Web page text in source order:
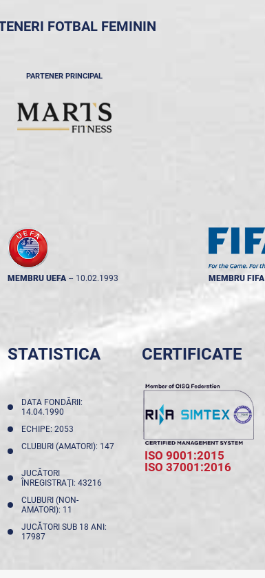
FOTBAL FEMININ
PARTENER PRINCIPAL
MEMBRU UEFA -- 10.02.1993 MEMBRU FIFA
STATISTICA
DATA FONDĂRII:
14.04.1990
ECHIPE: 2053
CLUBURI (AMATORI): 147
JUCĂTORI
ÎNREGISTRAŢI: 43216
CLUBURI (NON-
AMATORI): 11
JUCĂTORI SUB 18 ANI:
17987
CERTIFICATE
ISO 9001:2015
ISO 37001:2016